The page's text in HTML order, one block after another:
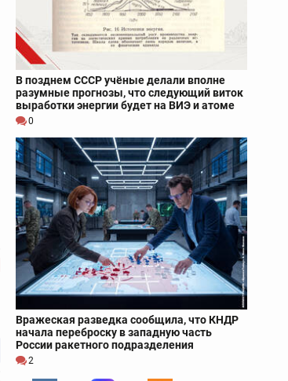
В позднем СССР учёные делали вполне
разумные прогнозы, что следующий виток
выработки энергии будет на ВИЭ и атоме
0
Вражеская разведка сообщила, что КНДР
начала переброску в западную часть
России ракетного подразделения
2